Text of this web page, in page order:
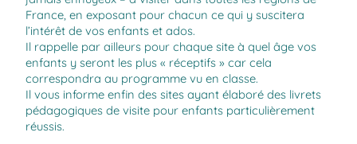
France, en exposant pour chacun ce qui y suscitera
l’intérêt de vos enfants et ados.
Il rappelle par ailleurs pour chaque site à quel âge vos
enfants y seront les plus « réceptifs » car cela
correspondra au programme vu en classe.
Il vous informe enfin des sites ayant élaboré des livrets
pédagogiques de visite pour enfants particulièrement
réussis.